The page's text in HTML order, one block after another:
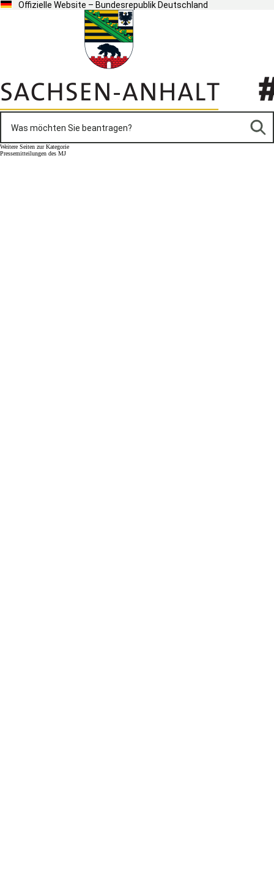
Offizielle Website – Bundesrepublik Deutschland
Weitere Seiten zur Kategorie
Pressemitteilungen des MJ